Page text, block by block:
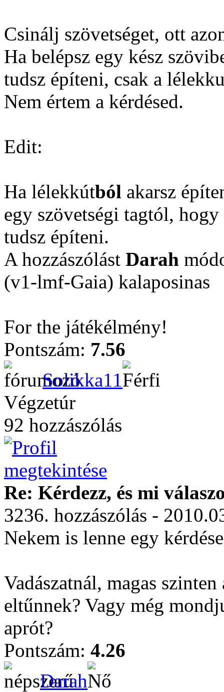
Csinálj szövetséget, ott
Ha belépsz egy kész
tudsz építeni, csak a
Nem értem a kérdésed.
Edit:
Ha lélekkútból akarsz
egy szövetségi tagtól,
tudsz építeni.
A hozzászólást Darah
(v1-lmf-Gaia) kalaposinas
For the játékélmény!
Pontszám: 7.56
Solikka11
Végzetúr
92 hozzászólás
Re: Kérdezz, és mi
3236. hozzászólás -
Nekem is lenne egy
Vadászatnál, magas
eltűnnek? Vagy még
aprót?
Pontszám: 4.26
Darah